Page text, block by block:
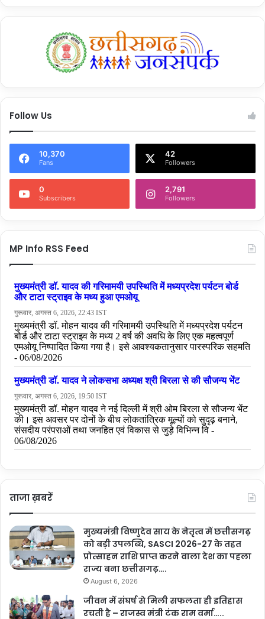
Follow Us
10,370
Fans
42
Followers
0
Subscribers
2,791
Followers
MP Info RSS Feed
ताजा ख़बरें
मुख्यमंत्री विष्णुदेव साय के नेतृत्व में छत्तीसगढ़
को बड़ी उपलब्धि, SASCI 2026-27 के तहत
प्रोत्साहन राशि प्राप्त करने वाला देश का पहला
राज्य बना छत्तीसगढ़….
August 6, 2026
जीवन में संघर्ष से मिली सफलता ही इतिहास
रचती है – राजस्व मंत्री टंक राम वर्मा…..